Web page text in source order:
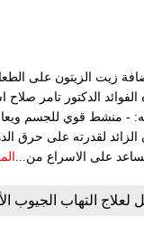
زيت الزيتون على
الدكتور تامر صلاح
إنه: - منشط قوي للجسم
لقدرته على حرق
يساعد على الاسراع من...
لعلاج التهاب الجيوب